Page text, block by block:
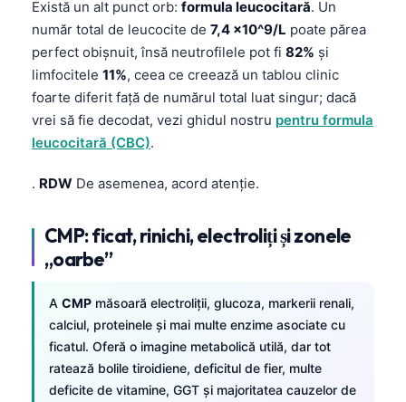
Există un alt punct orb: formula leucocitară. Un
număr total de leucocite de 7,4 x10^9/L poate părea
perfect obișnuit, însă neutrofilele pot fi 82% și
limfocitele 11%, ceea ce creează un tablou clinic
foarte diferit față de numărul total luat singur; dacă
vrei să fie decodat, vezi ghidul nostru pentru formula
leucocitară (CBC).
. RDW De asemenea, acord atenție.
CMP: ficat, rinichi, electroliți și zonele
„oarbe”
A CMP măsoară electroliții, glucoza, markerii renali,
calciul, proteinele și mai multe enzime asociate cu
ficatul. Oferă o imagine metabolică utilă, dar tot
ratează bolile tiroidiene, deficitul de fier, multe
deficite de vitamine, GGT și majoritatea cauzelor de